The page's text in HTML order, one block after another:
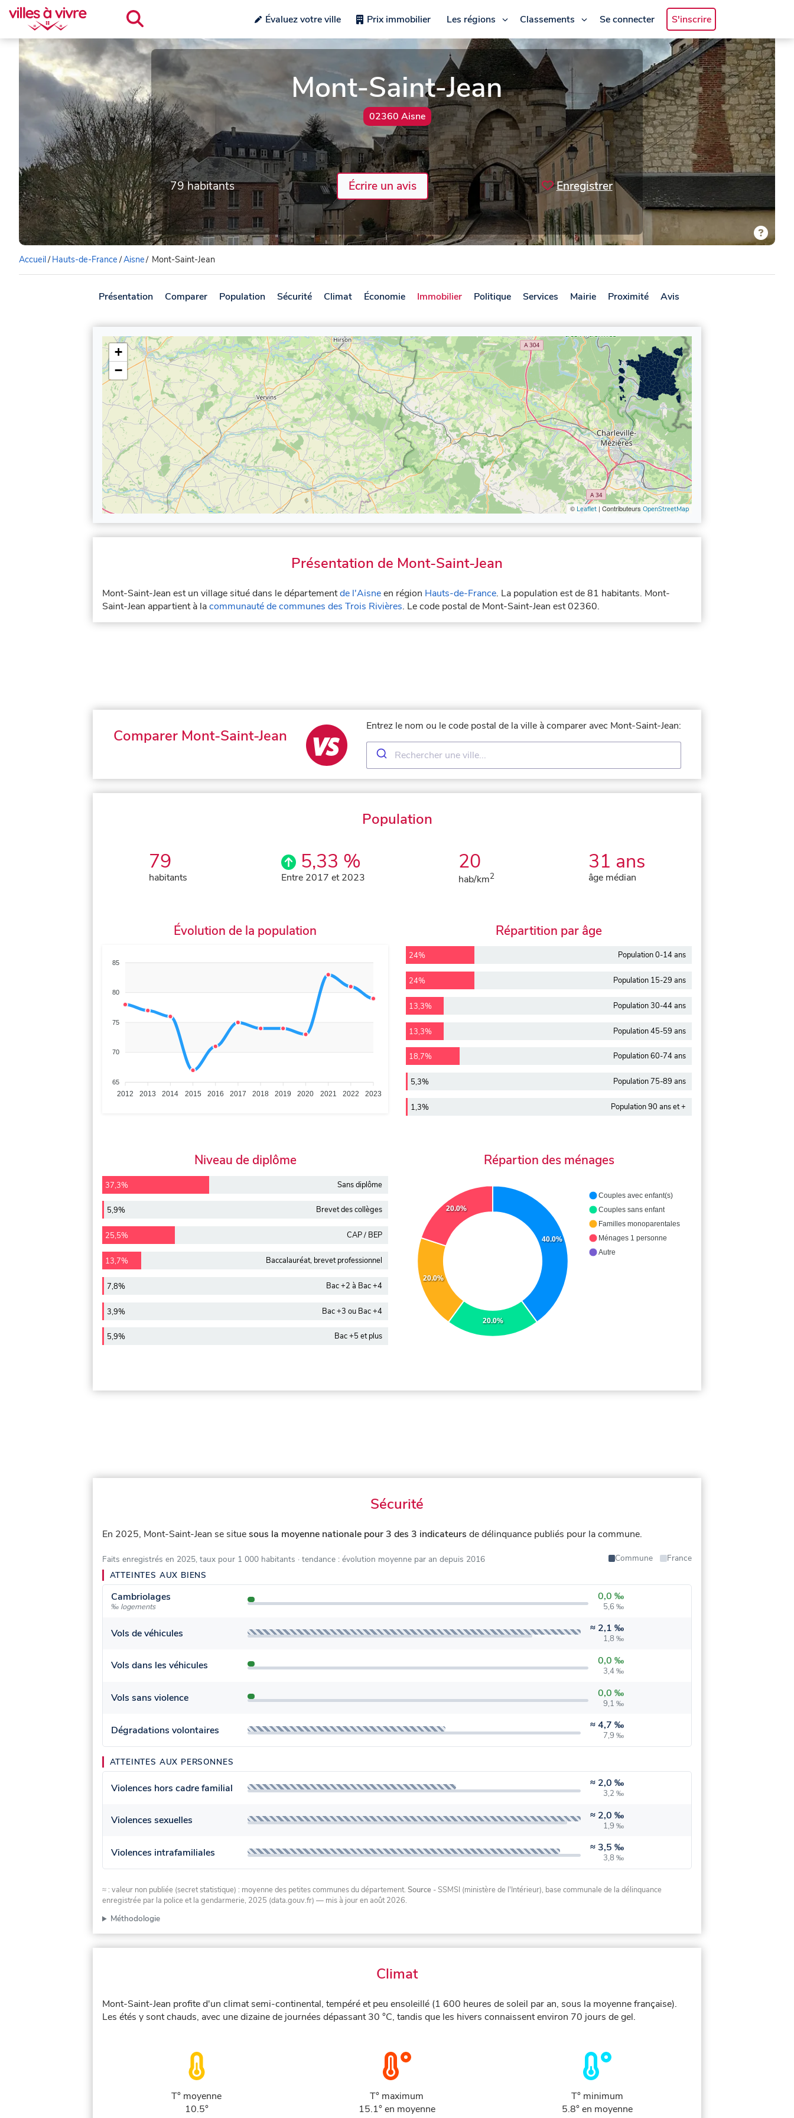
Évaluez votre ville Prix immobilier Les régions Classements Se connecter S'inscrire
Mont-Saint-Jean
02360 Aisne
79 habitants Écrire un avis Enregistrer
Accueil/ Hauts-de-France/Aisne/ Mont-Saint-Jean
Présentation Comparer Population Sécurité Climat Économie Immobilier Politique Services Mairie Proximité Avis
+
−
© Leaflet | Contributeurs OpenStreetMap
Présentation de Mont-Saint-Jean
Mont-Saint-Jean est un village situé dans le départementde l'Aisneen région Hauts-de-France. La population est de 81 habitants. Mont-
Saint-Jean appartient à lacommunauté de communes des Trois Rivières. Le code postal de Mont-Saint-Jean est 02360.
Comparer Mont-Saint-Jean
Entrez le nom ou le code postal de la ville à comparer avec Mont-Saint-Jean:
Population
79
habitants
5,33 %
Entre 2017 et 2023
20
hab/km2
31 ans
âge médian
Évolution de la population
85
80
75
70
65
2012 2013 2014 2015 2016 2017 2018 2019 2020 2021 2022 2023
Répartition par âge
24% Population 0-14 ans
24% Population 15-29 ans
13,3% Population 30-44 ans
13,3% Population 45-59 ans
18,7% Population 60-74 ans
5,3% Population 75-89 ans
1,3% Population 90 ans et +
Niveau de diplôme
37,3% Sans diplôme
5,9% Brevet des collèges
25,5% CAP / BEP
13,7% Baccalauréat, brevet professionnel
7,8% Bac +2 à Bac +4
3,9% Bac +3 ou Bac +4
5,9% Bac +5 et plus
Répartion des ménages
40.0%
20.0%
20.0%
20.0%
Couples avec enfant(s)
Couples sans enfant
Familles monoparentales
Ménages 1 personne
Autre
Sécurité
En 2025, Mont-Saint-Jean se situesous la moyenne nationale pour 3 des 3 indicateurs de délinquance publiés pour la commune.
Faits enregistrés en 2025, taux pour 1 000 habitants · tendance : évolution moyenne par an depuis 2016 Commune
France
ATTEINTES AUX BIENS
Cambriolages
‰ logements
0,0 ‰
5,6 ‰
Vols de véhicules ≈ 2,1 ‰
1,8 ‰
Vols dans les véhicules 0,0 ‰
3,4 ‰
Vols sans violence 0,0 ‰
9,1 ‰
Dégradations volontaires ≈4,7 ‰
7,9 ‰
ATTEINTES AUX PERSONNES
Violences hors cadre familial ≈ 2,0 ‰
3,2 ‰
Violences sexuelles ≈ 2,0 ‰
1,9 ‰
Violences intrafamiliales ≈ 3,5 ‰
3,8 ‰
≈ : valeur non publiée (secret statistique) : moyenne des petites communes du département. Source - SSMSI (ministère de l'Intérieur), base communale de la délinquance
enregistrée par la police et la gendarmerie, 2025 (data.gouv.fr) — mis à jour en août 2026.
Méthodologie
Climat
Mont-Saint-Jean profite d'un climat semi-continental, tempéré et peu ensoleillé (1 600 heures de soleil par an, sous la moyenne française).
Les étés y sont chauds, avec une dizaine de journées dépassant 30 °C, tandis que les hivers connaissent environ 70 jours de gel.
T° moyenne
10.5°
T° maximum
15.1° en moyenne
T° minimum
5.8° en moyenne